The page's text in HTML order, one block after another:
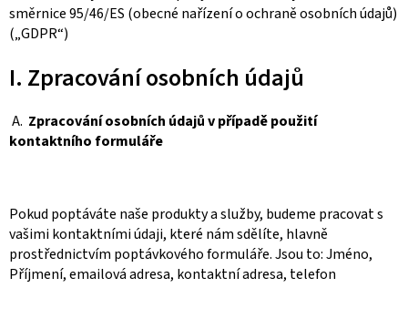
směrnice 95/46/ES (obecné nařízení o ochraně osobních údajů)
(„GDPR“)
I. Zpracování osobních údajů
A. Zpracování osobních údajů v případě použití
kontaktního formuláře
Pokud poptáváte naše produkty a služby, budeme pracovat s
vašimi kontaktními údaji, které nám sdělíte, hlavně
prostřednictvím poptávkového formuláře. Jsou to: Jméno,
Příjmení, emailová adresa, kontaktní adresa, telefon